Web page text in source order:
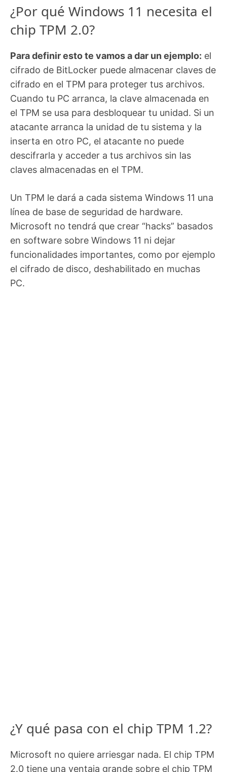
¿Por qué Windows 11 necesita el
chip TPM 2.0?
Para definir esto te vamos a dar un ejemplo: el
cifrado de BitLocker puede almacenar claves de
cifrado en el TPM para proteger tus archivos.
Cuando tu PC arranca, la clave almacenada en
el TPM se usa para desbloquear tu unidad. Si un
atacante arranca la unidad de tu sistema y la
inserta en otro PC, el atacante no puede
descifrarla y acceder a tus archivos sin las
claves almacenadas en el TPM.
Un TPM le dará a cada sistema Windows 11 una
línea de base de seguridad de hardware.
Microsoft no tendrá que crear “hacks” basados
en software sobre Windows 11 ni dejar
funcionalidades importantes, como por ejemplo
el cifrado de disco, deshabilitado en muchas
PC.
¿Y qué pasa con el chip TPM 1.2?
Microsoft no quiere arriesgar nada. El chip TPM
2.0 tiene una ventaja grande sobre el chip TPM